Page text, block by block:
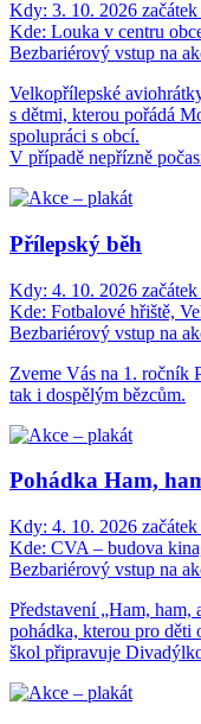
Kdy: 3. 10. 2026
Kde: Louka v centru
Bezbariérový vstup na
Velkopřílepské
s dětmi, kterou pořádá
spolupráci s obcí.
V případě nepřízně
Přílepský běh
Kdy: 4. 10. 2026
Kde: Fotbalové hřiště,
Bezbariérový vstup na
Zveme Vás na 1. ročník
tak i dospělým bězcům.
Pohádka Ham,
Kdy: 4. 10. 2026
Kde: CVA – budova
Bezbariérový vstup na
Představení „Ham, ham,
pohádka, kterou pro děti
škol připravuje